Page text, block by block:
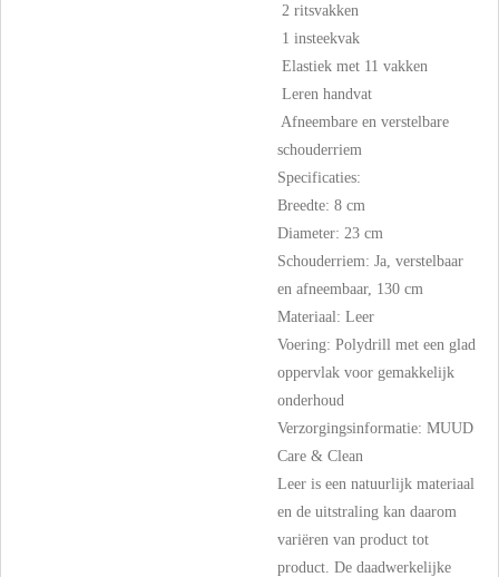
 2 ritsvakken
 1 insteekvak
 Elastiek met 11 vakken
 Leren handvat
 Afneembare en verstelbare
schouderriem
Specificaties:
Breedte: 8 cm
Diameter: 23 cm
Schouderriem: Ja, verstelbaar
en afneembaar, 130 cm
Materiaal: Leer
Voering: Polydrill met een glad
oppervlak voor gemakkelijk
onderhoud
Verzorgingsinformatie: MUUD
Care & Clean
Leer is een natuurlijk materiaal
en de uitstraling kan daarom
variëren van product tot
product. De daadwerkelijke